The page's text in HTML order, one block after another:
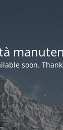
soon.